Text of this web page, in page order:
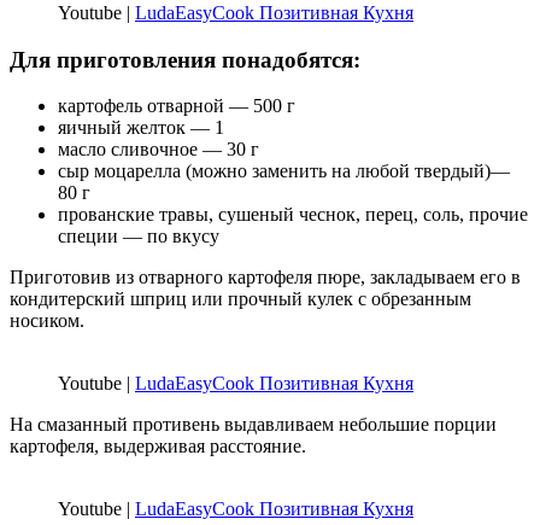
Youtube | LudaEasyCook Позитивная Кухня
Для приготовления понадобятся:
картофель отварной — 500 г
яичный желток — 1
масло сливочное — 30 г
сыр моцарелла (можно заменить на любой твердый)—
80 г
прованские травы, сушеный чеснок, перец, соль, прочие
специи — по вкусу
Приготовив из отварного картофеля пюре, закладываем его в
кондитерский шприц или прочный кулек с обрезанным
носиком.
Youtube | LudaEasyCook Позитивная Кухня
На смазанный противень выдавливаем небольшие порции
картофеля, выдерживая расстояние.
Youtube | LudaEasyCook Позитивная Кухня